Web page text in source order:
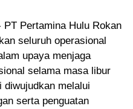
PT Pertamina Hulu Rokan
seluruh operasional
upaya menjaga
selama masa libur
diwujudkan melalui
serta penguatan